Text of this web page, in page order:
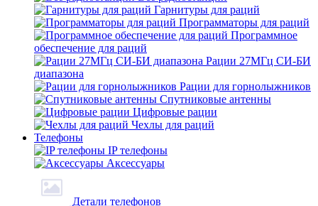
Гарнитуры для раций
Программаторы для раций
Программное
обеспечение для раций
Рации 27МГц СИ-БИ
диапазона
Рации для горнолыжников
Спутниковые антенны
Цифровые рации
Чехлы для раций
Телефоны
IP телефоны
Аксессуары
Детали телефонов